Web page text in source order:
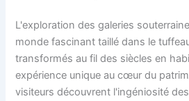
L'exploration des galeries
monde fascinant taillé dans le
transformés au fil des siècles en
expérience unique au cœur du
visiteurs découvrent l'ingéniosité